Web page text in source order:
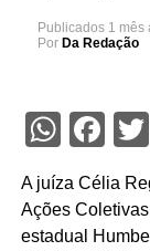
Publicados 1 mês
Por Da Redação
A juíza Célia
Ações
estadual